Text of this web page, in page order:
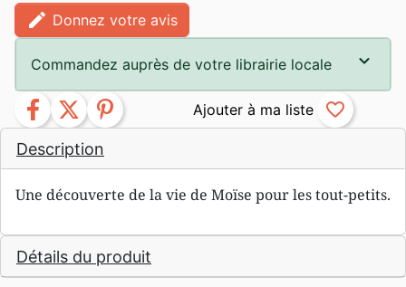
Description
Une découverte de la vie de Moïse pour les tout-petits.
Détails du produit
edit Donnez votre avis
Commandez auprès de votre librairie locale
facebook twitter pinterest favorite_border